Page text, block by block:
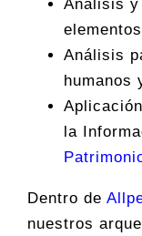
Análisis
Análisis
humanos
la
Dentro de
nuestros